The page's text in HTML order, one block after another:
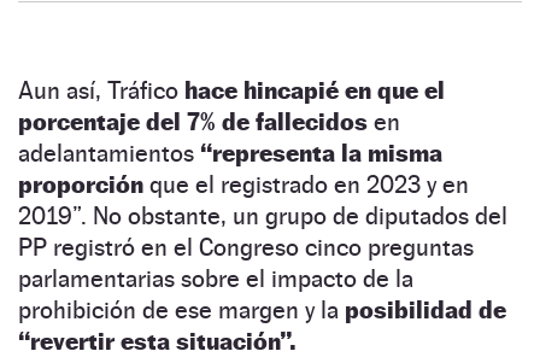
Aun así, Tráfico hace hincapié en que el
porcentaje del 7% de fallecidos en
adelantamientos “representa la misma
proporción que el registrado en 2023 y en
2019”. No obstante, un grupo de diputados del
PP registró en el Congreso cinco preguntas
parlamentarias sobre el impacto de la
prohibición de ese margen y la posibilidad de
“revertir esta situación”.